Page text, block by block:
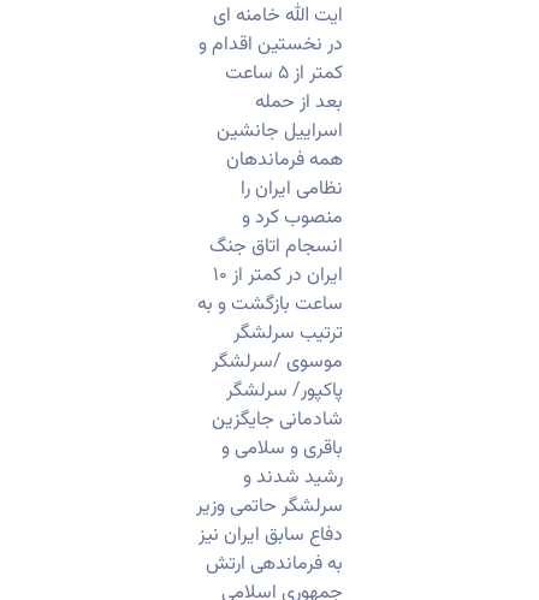
ایت الله خامنه ای
در نخستین اقدام و
کمتر از ۵ ساعت
بعد از حمله
اسراییل جانشین
همه فرماندهان
نظامی ایران را
منصوب کرد و
انسجام اتاق جنگ
ایران در کمتر از ۱۰
ساعت بازگشت و به
ترتیب سرلشگر
موسوی /سرلشگر
پاکپور/ سرلشگر
شادمانی جایگزین
باقری و سلامی و
رشید شدند و
سرلشگر حاتمی وزیر
دفاع سابق ایران نیز
به فرماندهی ارتش
جمهوری اسلامی